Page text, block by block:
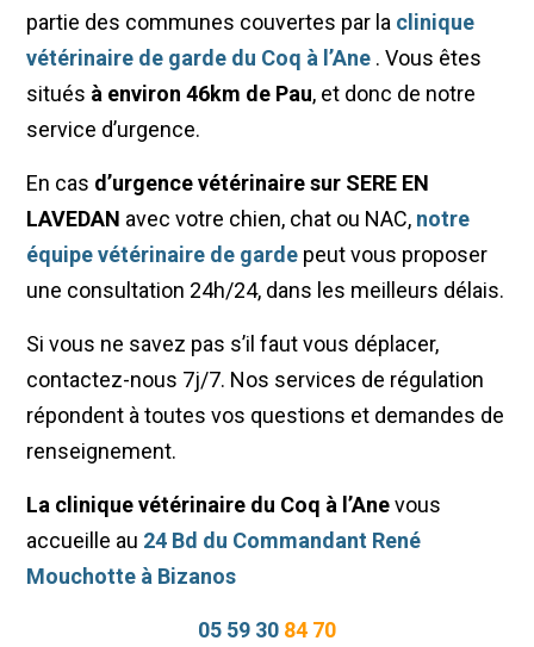
partie des communes couvertes par la clinique
vétérinaire de garde du Coq à l’Ane . Vous êtes
situés à environ 46km de Pau, et donc de notre
service d’urgence.
En cas d’urgence vétérinaire sur SERE EN
LAVEDAN avec votre chien, chat ou NAC, notre
équipe vétérinaire de garde peut vous proposer
une consultation 24h/24, dans les meilleurs délais.
Si vous ne savez pas s’il faut vous déplacer,
contactez-nous 7j/7. Nos services de régulation
répondent à toutes vos questions et demandes de
renseignement.
La clinique vétérinaire du Coq à l’Anevous
accueille au 24 Bd du Commandant René
Mouchotte à Bizanos
05 59 30 84 70